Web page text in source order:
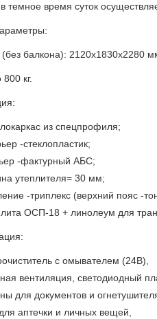
темное время суток
балкона): 2120х1830х2280
кг.
из спецпрофиля;
-стеклопластик;
-фактурный АБС;
утеплителя= 30 мм;
-триплекс (верхний пояс -
ОСП-18 + линолеум для
с омывателем (24В),
вентиляция, светодиодный
для документов и
аптечки и личных вещей,